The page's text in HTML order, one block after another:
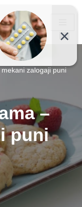
zalogaji puni
–
puni